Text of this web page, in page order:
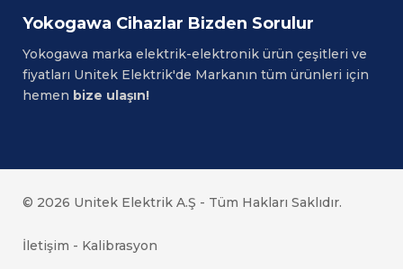
Yokogawa Cihazlar Bizden Sorulur
Yokogawa marka elektrik-elektronik ürün çeşitleri ve
fiyatları Unitek Elektrik'de Markanın tüm ürünleri için
hemen bize ulaşın!
© 2026 Unitek Elektrik A.Ş - Tüm Hakları Saklıdır.
İletişim - Kalibrasyon